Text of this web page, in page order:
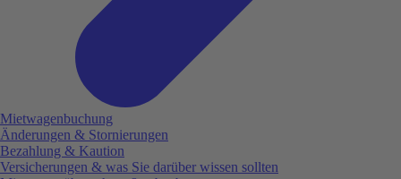
Mietwagenbuchung
Änderungen & Stornierungen
Bezahlung & Kaution
Versicherungen & was Sie darüber wissen sollten